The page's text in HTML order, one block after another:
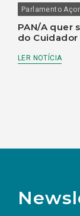
Parlamento
PAN/A quer
do Cuidador
LER NOTÍCIA